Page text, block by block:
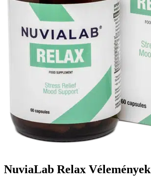
NuviaLab Relax Vélemények